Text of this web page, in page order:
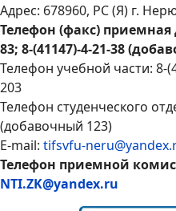
Адрес: 678960, РС (Я) г.
Телефон (факс) приемная
83; 8-(41147)-4-21-38
Телефон учебной части: 8-
203
Телефон студенческого
(добавочный 123)
E-mail: tifsvfu-
Телефон приемной
NTI.ZK@yandex.ru